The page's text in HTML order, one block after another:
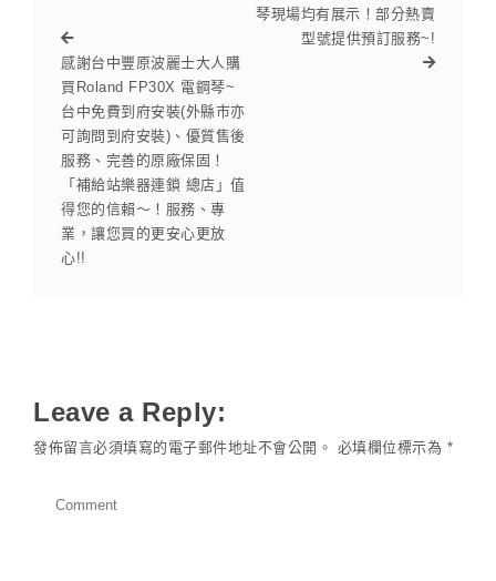
感謝台中豐原波麗士大人購
買Roland FP30X 電鋼琴~
台中免費到府安裝(外縣市亦
可詢問到府安裝)、優質售後
服務、完善的原廠保固！
「補給站樂器連鎖 總店」值
得您的信賴～！服務、專
業，讓您買的更安心更放
心!!
琴現場均有展示！部分熱賣
型號提供預訂服務~!
Leave a Reply:
發佈留言必須填寫的電子郵件地址不會公開。 必填欄位標示為 *